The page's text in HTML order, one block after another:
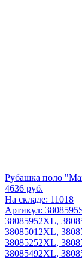
Рубашка поло
4636 руб.
На складе: 11018
Артикул:
38085952XL,
38085012XL,
38085252XL,
38085492XL,